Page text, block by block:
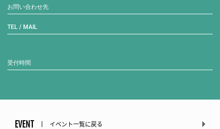
お問い合わせ先
TEL / MAIL
受付時間
EVENT イベント一覧に戻る